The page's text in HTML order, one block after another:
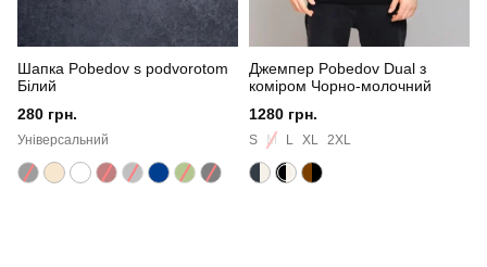
Матеріал
Країна - виробник
Шапка Pobedov s podvorotom
Білий
280 грн.
Універсальний
Джемпер Pobedov Dual з
коміром Чорно-молочний
1280 грн.
S M L XL 2XL